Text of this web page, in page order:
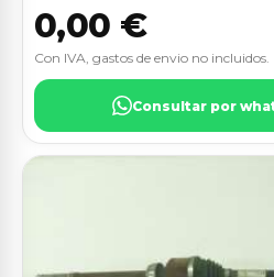
0,00 €
Con IVA, gastos de envio no incluidos.
Consultar por